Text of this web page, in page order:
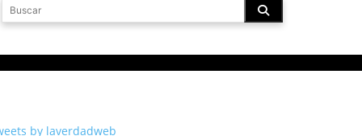
by laverdadweb